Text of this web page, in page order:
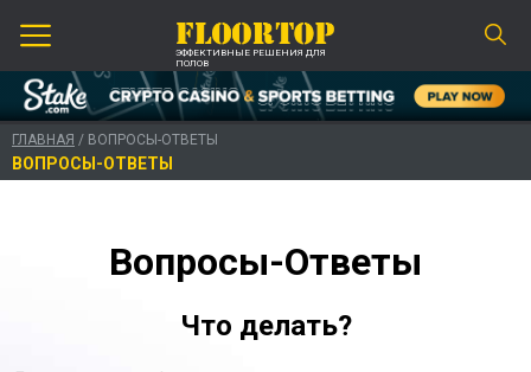
ЭФФЕКТИВНЫЕ РЕШЕНИЯ ДЛЯ
ПОЛОВ
ГЛАВНАЯ / ВОПРОСЫ-ОТВЕТЫ
ВОПРОСЫ-ОТВЕТЫ
Вопросы-Ответы
Что делать?